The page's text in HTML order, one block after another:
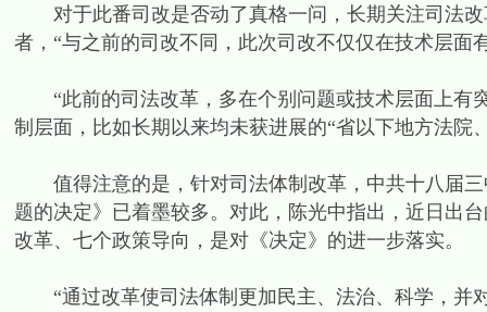
对于此番司改是否动了真格一问，长期关注司法改
者，“与之前的司改不同，此次司改不仅仅在技术层
“此前的司法改革，多在个别问题或技术层面上有
制层面，比如长期以来均未获进展的“省以下地方法
值得注意的是，针对司法体制改革，中共十八届三
题的决定》已着墨较多。对此，陈光中指出，近日出
改革、七个政策导向，是对《决定》的进一步落实。
“通过改革使司法体制更加民主、法治、科学，并